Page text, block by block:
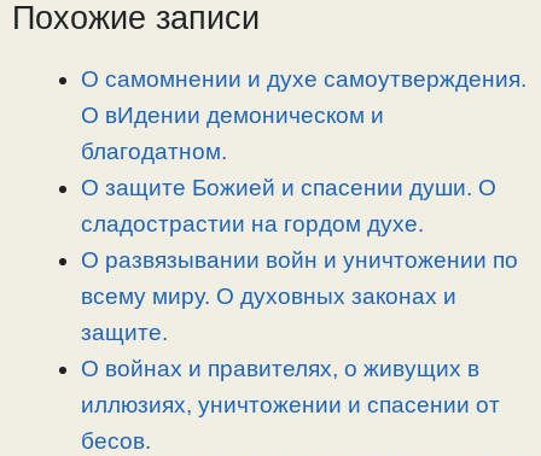
n
a
o
и
Похожие записи
О самомнении и духе самоутверждения.
О вИдении демоническом и
благодатном.
О защите Божией и спасении души. О
сладострастии на гордом духе.
О развязывании войн и уничтожении по
всему миру. О духовных законах и
защите.
О войнах и правителях, о живущих в
иллюзиях, уничтожении и спасении от
бесов.